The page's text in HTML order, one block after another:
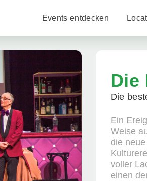
Events entdecken
Die
Die
Ein
Weise
die
voller
einen